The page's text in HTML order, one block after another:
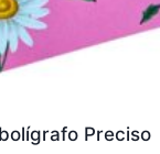
Preciso